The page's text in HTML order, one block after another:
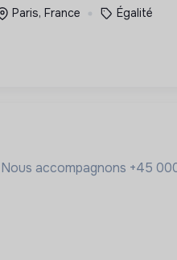
Paris, France Égalité
accompagnons +45